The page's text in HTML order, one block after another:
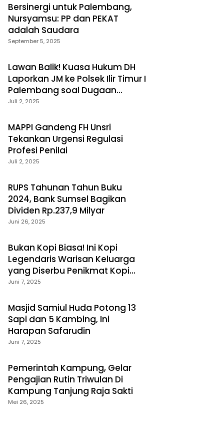
Bersinergi untuk Palembang,
Nursyamsu: PP dan PEKAT
adalah Saudara
September 5, 2025
Lawan Balik! Kuasa Hukum DH
Laporkan JM ke Polsek Ilir Timur I
Palembang soal Dugaan
Laporan Palsu
Juli 2, 2025
MAPPI Gandeng FH Unsri
Tekankan Urgensi Regulasi
Profesi Penilai
Juli 2, 2025
RUPS Tahunan Tahun Buku
2024, Bank Sumsel Bagikan
Dividen Rp.237,9 Milyar
Juni 26, 2025
Bukan Kopi Biasa! Ini Kopi
Legendaris Warisan Keluarga
yang Diserbu Penikmat Kopi
Palembang
Juni 7, 2025
Masjid Samiul Huda Potong 13
Sapi dan 5 Kambing, Ini
Harapan Safarudin
Juni 7, 2025
Pemerintah Kampung, Gelar
Pengajian Rutin Triwulan Di
Kampung Tanjung Raja Sakti
Mei 26, 2025